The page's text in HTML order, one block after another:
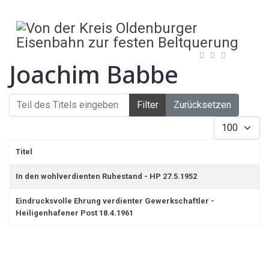
Joachim Babbe
Teil des Titels eingeben
Filter Zurücksetzen
Anzeige #
Titel
In den wohlverdienten Ruhestand - HP 27.5.1952
Eindrucksvolle Ehrung verdienter Gewerkschaftler -
Heiligenhafener Post 18.4.1961